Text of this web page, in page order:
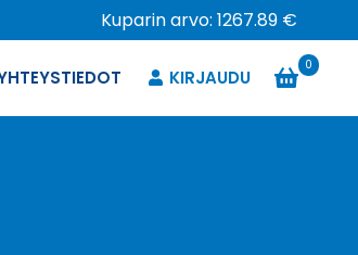
Kuparin arvo: 1267.89 €
KIRJAUDU
0